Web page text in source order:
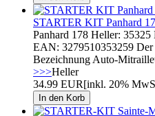
STARTER KIT Panhard
Panhard 178 Heller:
EAN: 3279510353259
Bezeichnung Auto-
>>>Heller
34.99 EUR[inkl. 20%